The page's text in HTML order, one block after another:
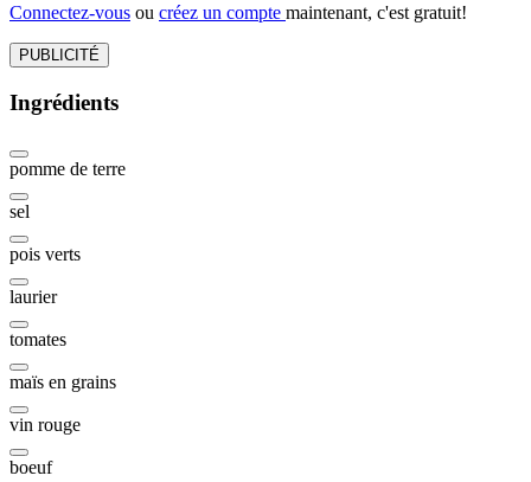
Connectez-vous ou créez un compte maintenant, c'est gratuit!
PUBLICITÉ
Ingrédients
pomme de terre
sel
pois verts
laurier
tomates
maïs en grains
vin rouge
boeuf